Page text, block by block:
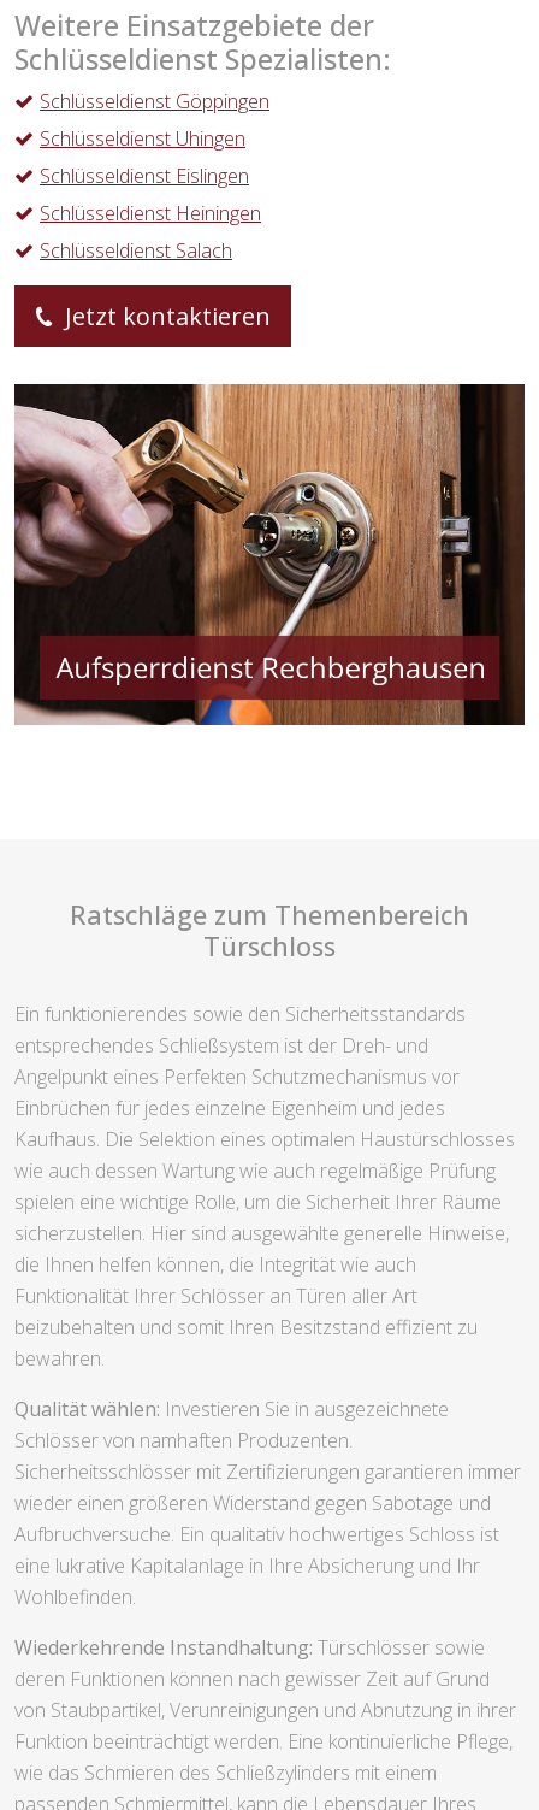
Weitere Einsatzgebiete der
Schlüsseldienst Spezialisten:
Schlüsseldienst Göppingen
Schlüsseldienst Uhingen
Schlüsseldienst Eislingen
Schlüsseldienst Heiningen
Schlüsseldienst Salach
Jetzt kontaktieren
Ratschläge zum Themenbereich
Türschloss
Ein funktionierendes sowie den Sicherheitsstandards
entsprechendes Schließsystem ist der Dreh- und
Angelpunkt eines Perfekten Schutzmechanismus vor
Einbrüchen für jedes einzelne Eigenheim und jedes
Kaufhaus. Die Selektion eines optimalen Haustürschlosses
wie auch dessen Wartung wie auch regelmäßige Prüfung
spielen eine wichtige Rolle, um die Sicherheit Ihrer Räume
sicherzustellen. Hier sind ausgewählte generelle Hinweise,
die Ihnen helfen können, die Integrität wie auch
Funktionalität Ihrer Schlösser an Türen aller Art
beizubehalten und somit Ihren Besitzstand effizient zu
bewahren.
Qualität wählen: Investieren Sie in ausgezeichnete
Schlösser von namhaften Produzenten.
Sicherheitsschlösser mit Zertifizierungen garantieren immer
wieder einen größeren Widerstand gegen Sabotage und
Aufbruchversuche. Ein qualitativ hochwertiges Schloss ist
eine lukrative Kapitalanlage in Ihre Absicherung und Ihr
Wohlbefinden.
Wiederkehrende Instandhaltung: Türschlösser sowie
deren Funktionen können nach gewisser Zeit auf Grund
von Staubpartikel, Verunreinigungen und Abnutzung in ihrer
Funktion beeinträchtigt werden. Eine kontinuierliche Pflege,
wie das Schmieren des Schließzylinders mit einem
passenden Schmiermittel, kann die Lebensdauer Ihres